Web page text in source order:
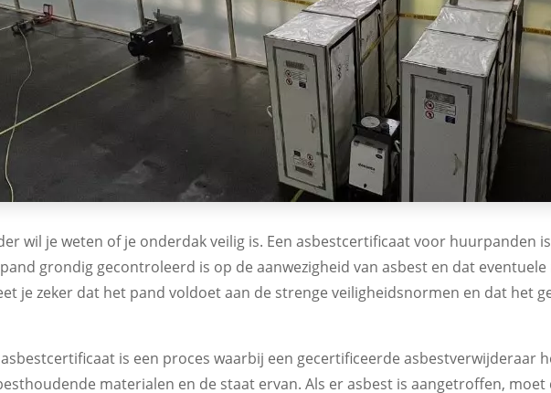
wil je weten of je onderdak veilig is. Een asbestcertificaat voor huurpanden
grondig gecontroleerd is op de aanwezigheid van asbest en dat eventuele
je zeker dat het pand voldoet aan de strenge veiligheidsnormen en dat het
is een proces waarbij een gecertificeerde asbestverwijderaar
materialen en de staat ervan. Als er asbest is aangetroffen,